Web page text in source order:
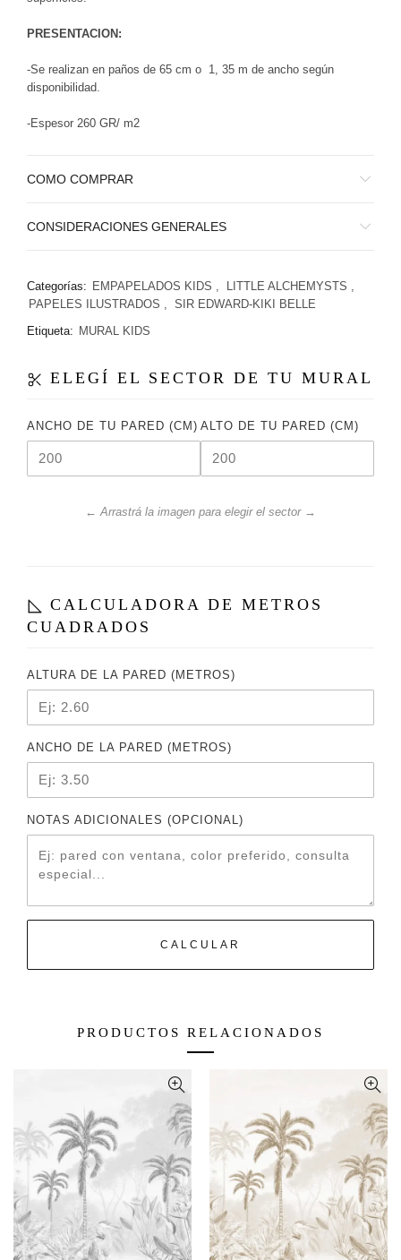
PRESENTACION:
-Se realizan en paños de 65 cm o 1, 35 m de ancho según
disponibilidad.
-Espesor 260 GR/ m2
COMO COMPRAR
CONSIDERACIONES GENERALES
Categorías: EMPAPELADOS KIDS LITTLE ALCHEMYSTS
PAPELES ILUSTRADOS
SIR EDWARD-KIKI BELLE
Etiqueta: MURAL KIDS
ELEGÍ EL SECTOR DE TU MURAL
ANCHO DE TU PARED (CM) ALTO DE TU PARED (CM)
← Arrastrá la imagen para elegir el sector →
CALCULADORA DE METROS
CUADRADOS
ALTURA DE LA PARED (METROS)
ANCHO DE LA PARED (METROS)
NOTAS ADICIONALES (OPCIONAL)
CALCULAR
PRODUCTOS RELACIONADOS